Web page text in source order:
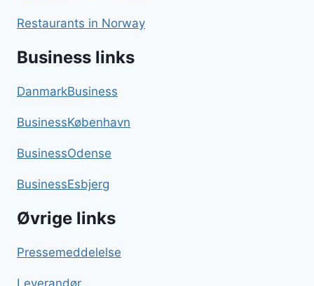
Restaurants in Norway
Business links
DanmarkBusiness
BusinessKøbenhavn
BusinessOdense
BusinessEsbjerg
Øvrige links
Pressemeddelelse
Leverandør